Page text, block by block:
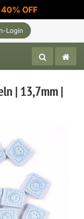
OFF
Login
| 13,7mm |